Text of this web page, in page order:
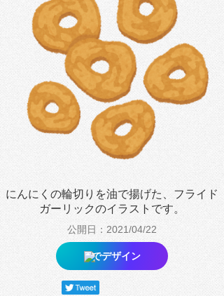
にんにくの輪切りを油で揚げた、フライド
ガーリックのイラストです。
公開日：2021/04/22
でデザイン